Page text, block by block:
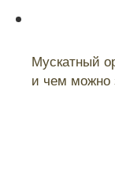
Мускатный
и чем можно